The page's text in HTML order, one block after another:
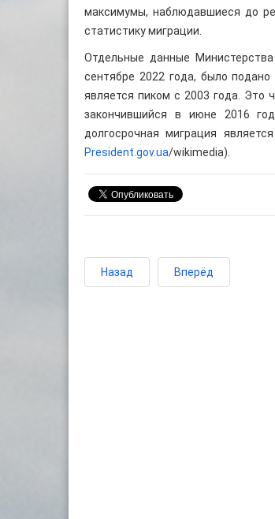
максимумы, наблюдавшиеся до
статистику миграции.
Отдельные данные
сентябре 2022 года, было
является пиком с 2003 года. Это
закончившийся в июне 2016
долгосрочная миграция
President.gov.ua/wikimedia).
Назад Вперёд